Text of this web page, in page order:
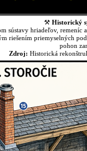
⚒ Historický
sústavy hriadeľov,
riešením priemyselných
pohon
Zdroj: Historická